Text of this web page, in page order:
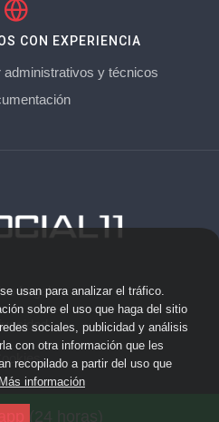
CON EXPERIENCIA
administrativos y técnicos
Legal
usan para analizar el tráfico.
sobre el uso que haga del sitio
sociales, publicidad y análisis
con otra información que les
recopilado a partir del uso que
Más información